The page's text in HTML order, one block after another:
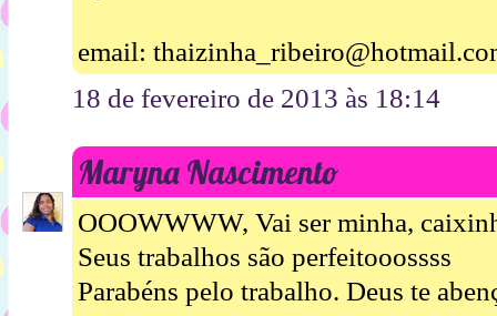
email:
18 de fevereiro de 2013 às 18:14
Maryna Nascimento
OOOWWWW, Vai ser minha,
Seus trabalhos são perfeitooossss
Parabéns pelo trabalho. Deus te